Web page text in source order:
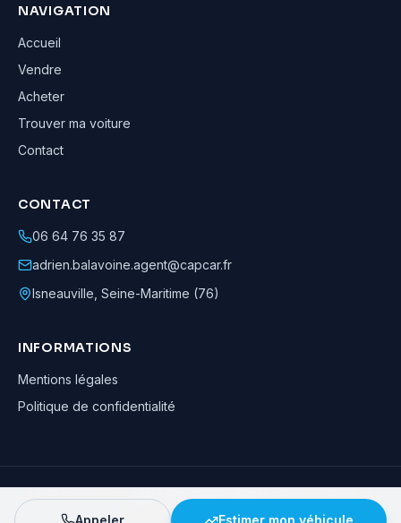
NAVIGATION
Accueil
Vendre
Acheter
Trouver ma voiture
Contact
CONTACT
06 64 76 35 87
adrien.balavoine.agent@capcar.fr
Isneauville Seine-Maritime (76)
INFORMATIONS
Mentions légales
Politique de confidentialité
Adrien Balavoine—Agent automobile CapCar, Agent formateur· ©
· Tous droits réservés
Appeler Estimer mon véhicule